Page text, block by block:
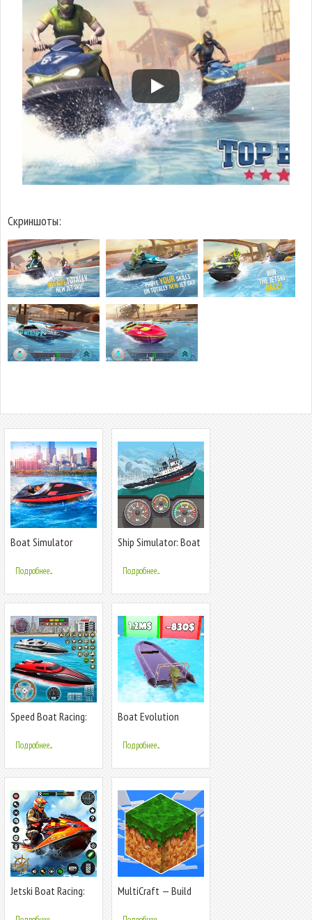
Скриншоты:
Boat Simulator
Подробнее...
Ship Simulator: Boat
Подробнее...
Speed Boat Racing:
Подробнее...
Boat Evolution
Подробнее...
Jetski Boat Racing:
MultiCraft — Build